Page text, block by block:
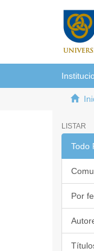
LISTAR
Todo
Por